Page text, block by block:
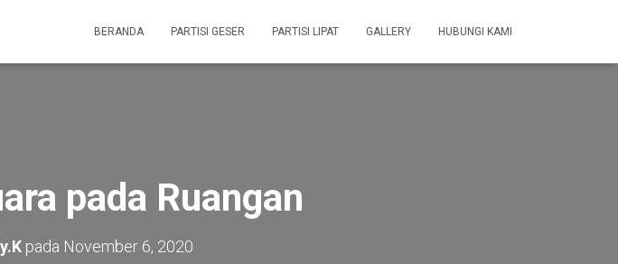
BERANDA PARTISI GESER PARTISI LIPAT GALLERY HUBUNGI KAMI
pada Ruangan
pada November 6, 2020